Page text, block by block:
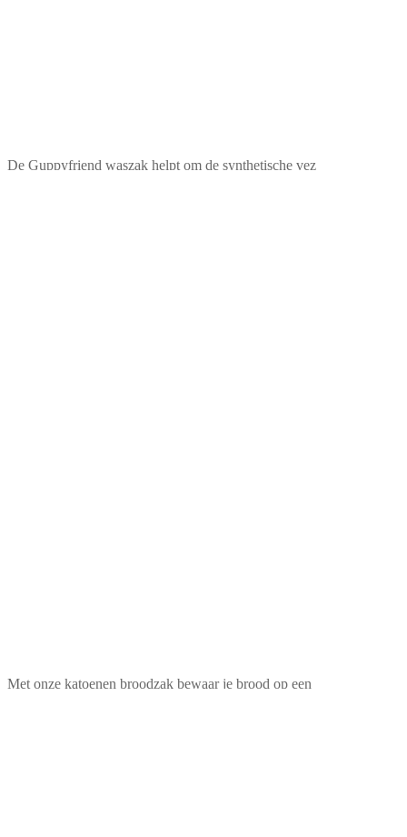
De Guppyfriend waszak helpt om de synthetische vez
Met onze katoenen broodzak bewaar je brood op een